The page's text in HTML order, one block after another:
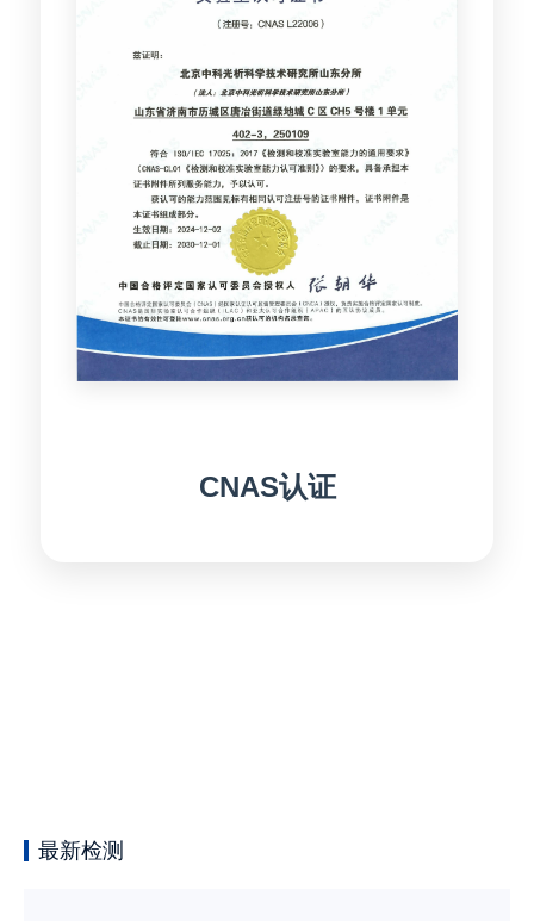
CNAS认证
最新检测